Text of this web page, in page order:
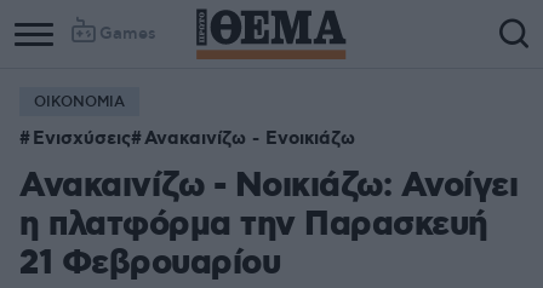
Games
ΟΙΚΟΝΟΜΙΑ
Ενισχύσεις Ανακαινίζω - Ενοικιάζω
Ανακαινίζω - Νοικιάζω: Ανοίγει
η πλατφόρμα την Παρασκευή
21 Φεβρουαρίου